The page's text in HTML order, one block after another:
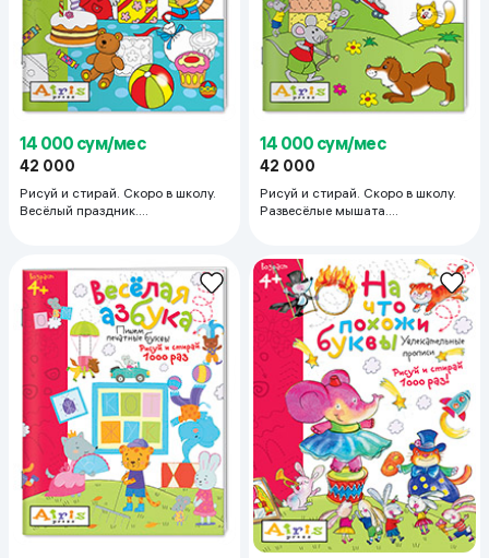
14 000 сум/мес
42 000
Рисуй и стирай. Скоро в школу.
Весёлый праздник.
14 000 сум/мес
42 000
Рисуй и стирай. Скоро в школу.
Развесёлые мышата.